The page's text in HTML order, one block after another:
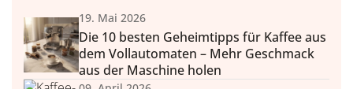
19. Mai 2026
Die 10 besten Geheimtipps für Kaffee aus
dem Vollautomaten – Mehr Geschmack
aus der Maschine holen